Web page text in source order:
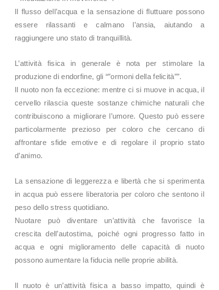
Il flusso dell’acqua e la sensazione di fluttuare possono
essere rilassanti e calmano l’ansia, aiutando a
raggiungere uno stato di tranquillità.
L’attività fisica in generale è nota per stimolare la
produzione di endorfine, gli “”ormoni della felicità””.
Il nuoto non fa eccezione: mentre ci si muove in acqua, il
cervello rilascia queste sostanze chimiche naturali che
contribuiscono a migliorare l’umore. Questo può essere
particolarmente prezioso per coloro che cercano di
affrontare sfide emotive e di regolare il proprio stato
d’animo.
La sensazione di leggerezza e libertà che si sperimenta
in acqua può essere liberatoria per coloro che sentono il
peso dello stress quotidiano.
Nuotare può diventare un’attività che favorisce la
crescita dell’autostima, poiché ogni progresso fatto in
acqua e ogni miglioramento delle capacità di nuoto
possono aumentare la fiducia nelle proprie abilità.
Il nuoto è un’attività fisica a basso impatto, quindi è